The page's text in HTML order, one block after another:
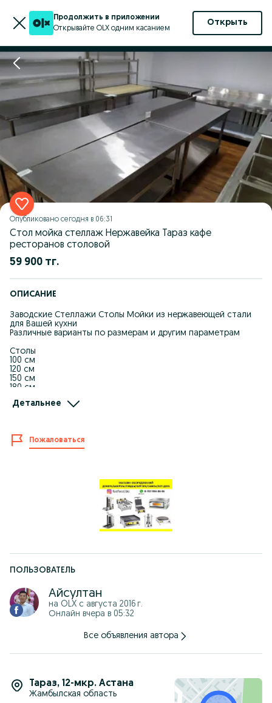
Продолжить в приложении
Открывайте OLX одним касанием
Открыть
Опубликовано сегодня в 06:31
Стол мойка стеллаж Нержавейка Тараз кафе
ресторанов столовой
59 900 тг.
ОПИСАНИЕ
Заводские Стеллажи Столы Мойки из нержавеющей стали
для Вашей кухни
Различные варианты по размерам и другим параметрам
Столы
100 см
120 см
150 см
180 см
Грузоподъемность До 200 кг
1 секционная
2 секции
3 секций
Напишите нам Ватсап
И получите прайс лист с фото и ценами
Детальнее
Пожаловаться
ПОЛЬЗОВАТЕЛЬ
Айсултан
на OLX с августа 2016 г.
Онлайн вчера в 05:32
Все объявления автора
Тараз, 12-мкр. Астана
Жамбылская область